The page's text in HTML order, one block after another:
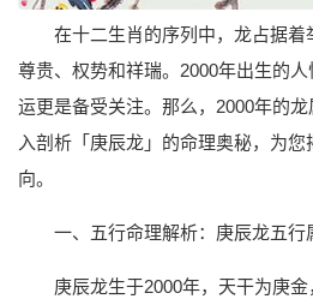
在十二生肖的序列中，龙占据着
尊贵、权势和祥瑞。2000年出生的
运更是备受关注。那么，2000年的
入剖析「庚辰龙」的命理奥秘，为
向。
一、五行命理解析：庚辰龙五行
庚辰龙生于2000年，天干为庚